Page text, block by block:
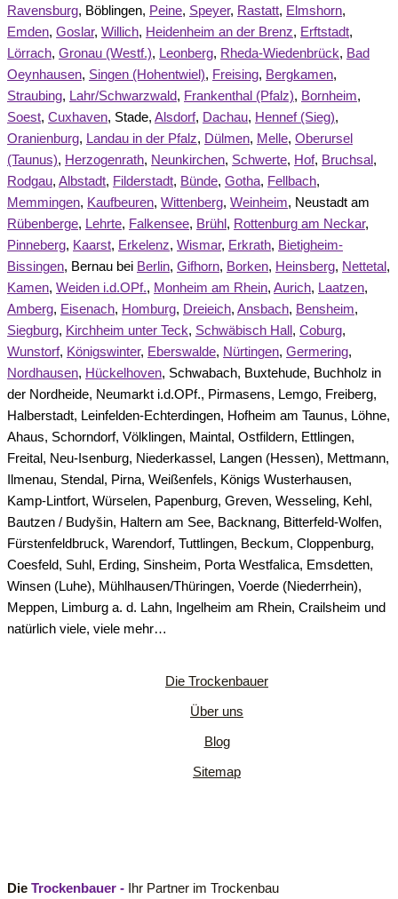
Ravensburg, Böblingen, Peine, Speyer, Rastatt, Elmshorn,
Emden, Goslar, Willich, Heidenheim an der Brenz, Erftstadt,
Lörrach, Gronau (Westf.), Leonberg, Rheda-Wiedenbrück, Bad
Oeynhausen, Singen (Hohentwiel), Freising, Bergkamen,
Straubing, Lahr/Schwarzwald, Frankenthal (Pfalz), Bornheim,
Soest, Cuxhaven, Stade, Alsdorf, Dachau, Hennef (Sieg),
Oranienburg, Landau in der Pfalz, Dülmen, Melle, Oberursel
(Taunus), Herzogenrath, Neunkirchen, Schwerte, Hof, Bruchsal ,
Rodgau, Albstadt, Filderstadt, Bünde, Gotha, Fellbach,
Memmingen, Kaufbeuren, Wittenberg, Weinheim, Neustadt am
Rübenberge, Lehrte, Falkensee, Brühl , Rottenburg am Neckar,
Pinneberg, Kaarst, Erkelenz, Wismar, Erkrath, Bietigheim-
Bissingen, Bernau bei Berlin, Gifhorn, Borken, Heinsberg, Nettetal ,
Kamen, Weiden i.d.OPf., Monheim am Rhein, Aurich, Laatzen,
Amberg, Eisenach, Homburg, Dreieich, Ansbach, Bensheim,
Siegburg, Kirchheim unter Teck, Schwäbisch Hall , Coburg,
Wunstorf, Königswinter, Eberswalde, Nürtingen, Germering,
Nordhausen, Hückelhoven, Schwabach, Buxtehude, Buchholz in
der Nordheide, Neumarkt i.d.OPf., Pirmasens, Lemgo, Freiberg,
Halberstadt, Leinfelden-Echterdingen, Hofheim am Taunus, Löhne,
Ahaus, Schorndorf, Völklingen, Maintal, Ostfildern, Ettlingen,
Freital, Neu-Isenburg, Niederkassel, Langen (Hessen), Mettmann,
Ilmenau, Stendal, Pirna, Weißenfels, Königs Wusterhausen,
Kamp-Lintfort, Würselen, Papenburg, Greven, Wesseling, Kehl,
Bautzen / Budyšin, Haltern am See, Backnang, Bitterfeld-Wolfen,
Fürstenfeldbruck, Warendorf, Tuttlingen, Beckum, Cloppenburg,
Coesfeld, Suhl, Erding, Sinsheim, Porta Westfalica, Emsdetten,
Winsen (Luhe), Mühlhausen/Thüringen, Voerde (Niederrhein),
Meppen, Limburg a. d. Lahn, Ingelheim am Rhein, Crailsheim und
natürlich viele, viele mehr…
Die Trockenbauer
Über uns
Blog
Sitemap
Die Trockenbauer - Ihr Partner im Trockenbau